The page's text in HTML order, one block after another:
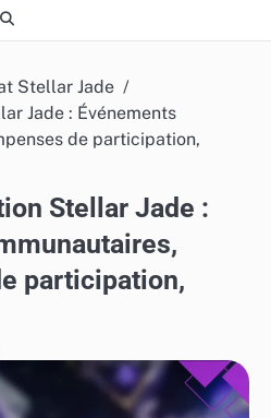
Stellar Jade
Jade : Événements
de participation,
Stellar Jade :
participation,